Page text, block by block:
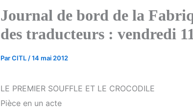
Journal de bord de la
des traducteurs : vendredi
ParCITL /14 mai 2012
LE PREMIER SOUFFLE ET LE CROCODILE
Pièce en un acte